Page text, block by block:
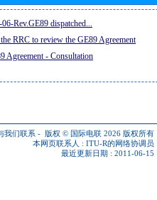
Rev.GE89 dispatched...
RRC to review the GE89 Agreement
Agreement - Consultation
我们联系 - 版权 © 国际电联 2026 版权所有
本网页联系人 : ITU-R的网络协调员
最近更新日期 : 2011-06-15